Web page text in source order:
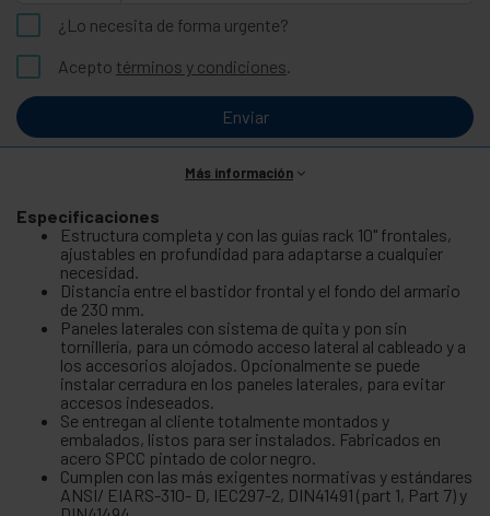
¿Lo necesita de forma urgente?
Acepto términos y condiciones.
Enviar
Más información
Especificaciones
Estructura completa y con las guías rack 10" frontales,
ajustables en profundidad para adaptarse a cualquier
necesidad.
Distancia entre el bastidor frontal y el fondo del armario
de 230 mm.
Paneles laterales con sistema de quita y pon sin
tornillería, para un cómodo acceso lateral al cableado y a
los accesorios alojados. Opcionalmente se puede
instalar cerradura en los paneles laterales, para evitar
accesos indeseados.
Se entregan al cliente totalmente montados y
embalados, listos para ser instalados. Fabricados en
acero SPCC pintado de color negro.
Cumplen con las más exigentes normativas y estándares
ANSI/ EIARS-310- D, IEC297-2, DIN41491 (part 1, Part 7) y